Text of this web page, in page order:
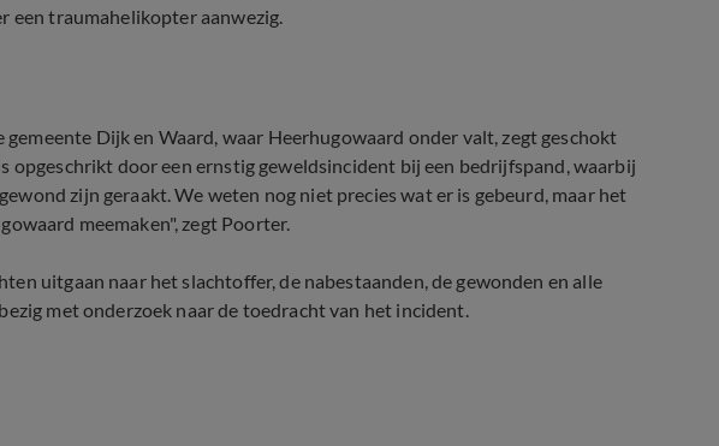
een traumahelikopter aanwezig.
Dijk en Waard, waar Heerhugowaard onder valt, zegt geschokt
opgeschrikt door een ernstig geweldsincident bij een bedrijfspand, waarbij
zijn geraakt. We weten nog niet precies wat er is gebeurd, maar het
meemaken", zegt Poorter.
uitgaan naar het slachtoffer, de nabestaanden, de gewonden en alle
met onderzoek naar de toedracht van het incident.